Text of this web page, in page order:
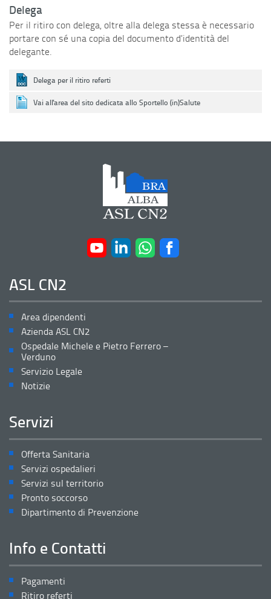
Delega
Per il ritiro con delega, oltre alla delega stessa è necessario
portare con sé una copia del documento d’identità del
delegante.
Delega per il ritiro referti
Vai all'area del sito dedicata allo Sportello (in)Salute
ASL CN2
Area dipendenti
Azienda ASL CN2
Ospedale Michele e Pietro Ferrero –
Verduno
Servizio Legale
Notizie
Servizi
Offerta Sanitaria
Servizi ospedalieri
Servizi sul territorio
Pronto soccorso
Dipartimento di Prevenzione
Info e Contatti
Pagamenti
Ritiro referti